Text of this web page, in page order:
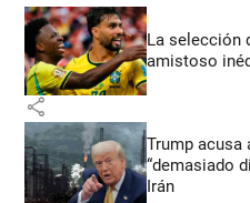
La selección
amistoso
share
Trump acusa
“demasiado
Irán